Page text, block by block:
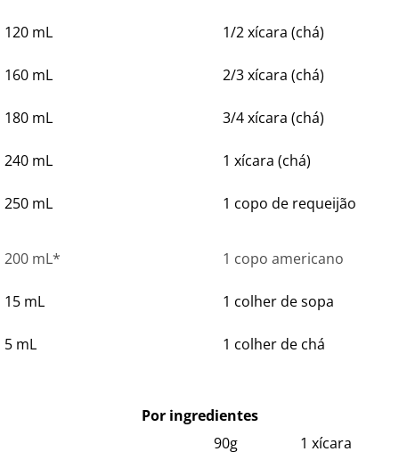
120 mL 1/2 xícara (chá)
160 mL 2/3 xícara (chá)
180 mL 3/4 xícara (chá)
240 mL 1 xícara (chá)
250 mL
200 mL*
1 copo de requeijão
1 copo americano
15 mL 1 colher de sopa
5 mL 1 colher de chá
Por ingredientes
90g
1 xícara